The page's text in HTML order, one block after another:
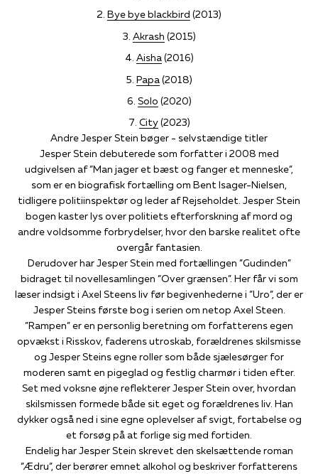
Bye bye blackbird (2013)
Akrash (2015)
Aisha(2016)
Papa(2018)
Solo (2020)
City(2023)
Andre Jesper Stein bøger - selvstændige titler
Jesper Stein debuterede som forfatter i 2008 med
udgivelsen af ”Man jager et bæst og fanger et menneske”,
som er en biografisk fortælling om Bent Isager-Nielsen,
tidligere politiinspektør og leder af Rejseholdet. Jesper Stein
bogen kaster lys over politiets efterforskning af mord og
andre voldsomme forbrydelser, hvor den barske realitet ofte
overgår fantasien.
Derudover har Jesper Stein med fortællingen ”Gudinden”
bidraget til novellesamlingen ”Over grænsen”. Her får vi som
læser indsigt i Axel Steens liv før begivenhederne i ”Uro”, der er
Jesper Steins første bog i serien om netop Axel Steen.
”Rampen” er en personlig beretning om forfatterens egen
opvækst i Risskov, faderens utroskab, forældrenes skilsmisse
og Jesper Steins egne roller som både sjælesørger for
moderen samt en pigeglad og festlig charmør i tiden efter.
Set med voksne øjne reflekterer Jesper Stein over, hvordan
skilsmissen formede både sit eget og forældrenes liv. Han
dykker også ned i sine egne oplevelser af svigt, fortabelse og
et forsøg på at forlige sig med fortiden.
Endelig har Jesper Stein skrevet den skelsættende roman
”Ædru”, der berører emnet alkohol og beskriver forfatterens